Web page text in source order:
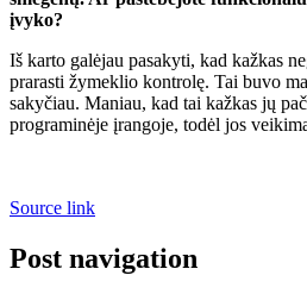
įvyko?
Iš karto galėjau pasakyti, kad kažkas
prarasti žymeklio kontrolę. Tai buvo
sakyčiau. Maniau, kad tai kažkas jų
programinėje įrangoje, todėl jos
Source link
Post navigation